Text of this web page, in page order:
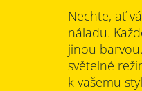
Nechte, ať
náladu.
jinou
světelné
k vašemu